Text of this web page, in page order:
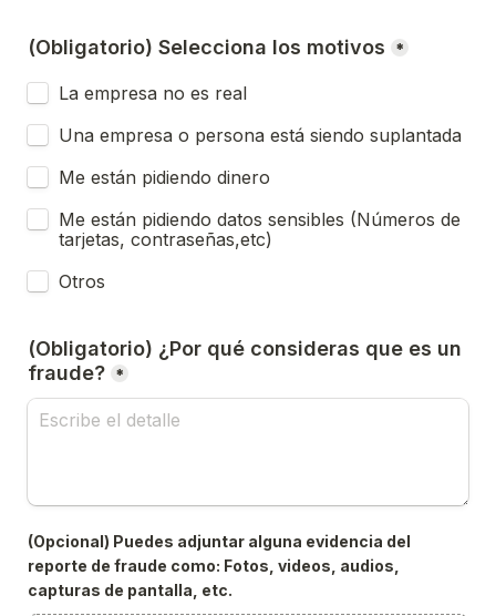
(Obligatorio) Selecciona los motivos *
La empresa no es real
Una empresa o persona está siendo suplantada
Me están pidiendo dinero
Me están pidiendo datos sensibles (Números de
tarjetas, contraseñas,etc)
Otros
(Obligatorio) ¿Por qué consideras que es un
fraude? *
(Opcional) Puedes adjuntar alguna evidencia del
reporte de fraude como: Fotos, videos, audios,
capturas de pantalla, etc.